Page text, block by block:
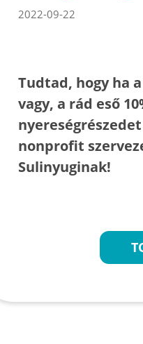
2022-09-22
Tudtad, hogy ha
vagy, a rád eső
nonprofit
Sulinyuginak!